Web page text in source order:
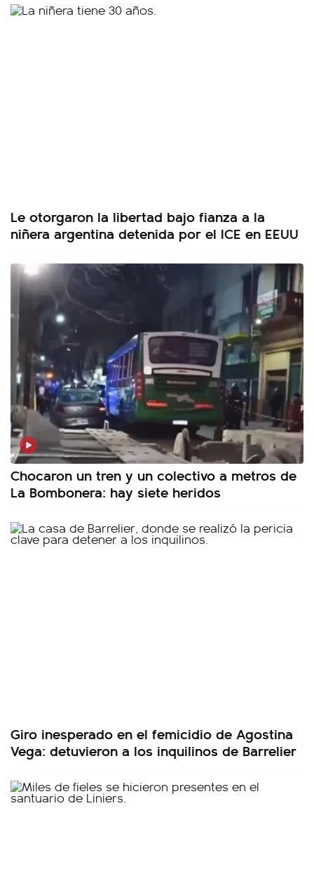
Le otorgaron la libertad bajo fianza a la
niñera argentina detenida por el ICE en EEUU
Chocaron un tren y un colectivo a metros de
La Bombonera: hay siete heridos
Giro inesperado en el femicidio de Agostina
Vega: detuvieron a los inquilinos de Barrelier